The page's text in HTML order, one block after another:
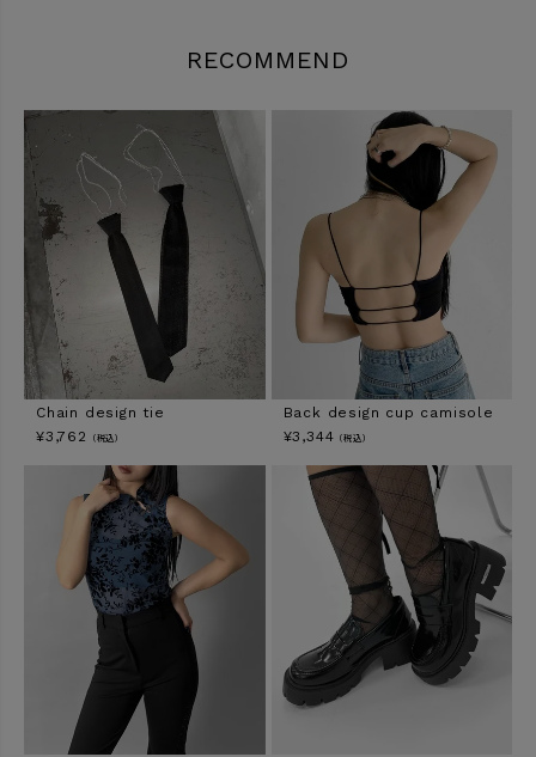
RECOMMEND
Chain design tie
¥3,762 （税込）
Back design cup camisole
¥3,344 （税込）